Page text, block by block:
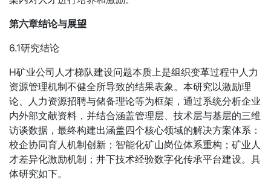
第六章结论与展望
6.1研究结论
H矿业公司人才梯队建设问题本质上是组织变革过程中人力
资源管理机制不健全所导致的结果表象。本研究以激励理
论、人力资源招聘与储备理论等为框架，通过系统分析企业
内外部文献资料，并结合涵盖管理层、技术层与基层的三维
访谈数据，最终构建出涵盖四个核心领域的解决方案体系：
校企协同育人机制创新；智能化矿山岗位体系重构；矿业人
才差异化激励机制；井下技术经验数字化传承平台建设。具
体研究如下。